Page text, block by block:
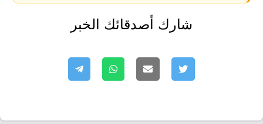
شارك أصدقائك الخبر